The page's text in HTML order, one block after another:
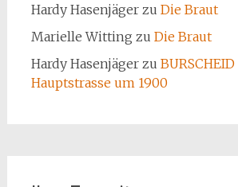
Hardy Hasenjägerzu Die Braut
Marielle Witting zu Die Braut
Hardy Hasenjägerzu
Hauptstrasse um 1900